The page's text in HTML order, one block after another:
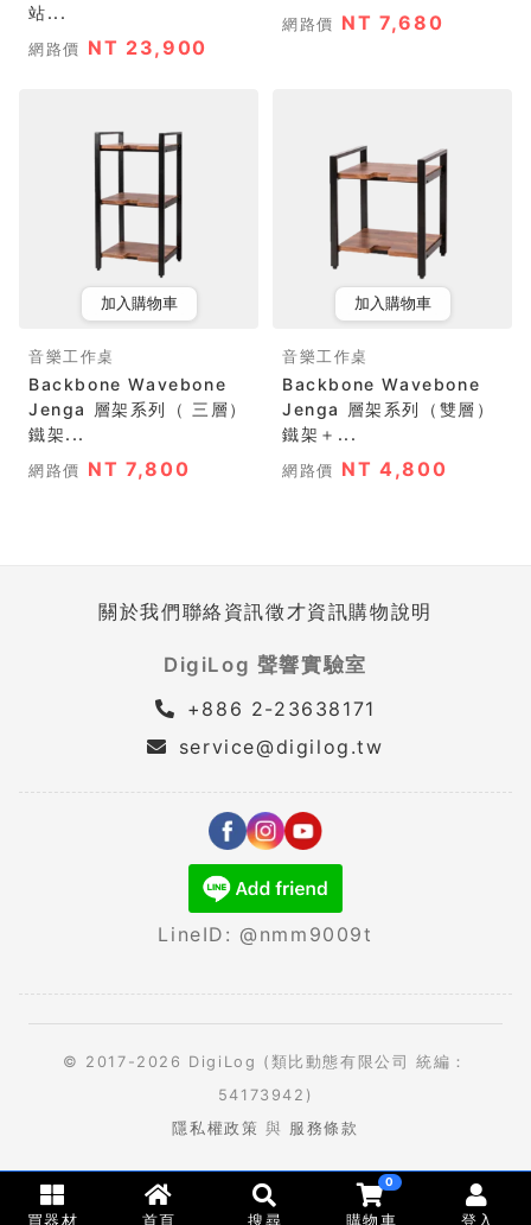
站...
網路價 NT 23,900
網路價 NT 7,680
加入購物車
音樂工作桌
Backbone Wavebone
Jenga 層架系列（ 三層）
鐵架...
網路價 NT 7,800
加入購物車
音樂工作桌
Backbone Wavebone
Jenga 層架系列（雙層）
鐵架＋...
網路價 NT 4,800
關於我們聯絡資訊徵才資訊購物說明
DigiLog 聲響實驗室
+886 2-23638171
service@digilog.tw
LineID: @nmm9009t
© 2017-2026 DigiLog (類比動態有限公司 統編：
54173942)
隱私權政策 與 服務條款
買器材 首頁 搜尋
0
購物車 登入